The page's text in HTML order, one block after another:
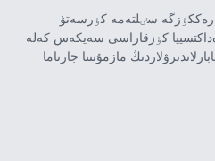
دەرەككٶزگە سٸلتەمە كٶرسەتۋ
كٶزقاراسى سەيكەس كەلە
مازمۇنىنا جارناما